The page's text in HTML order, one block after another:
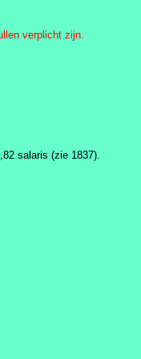
verplicht zijn.
salaris (zie 1837).